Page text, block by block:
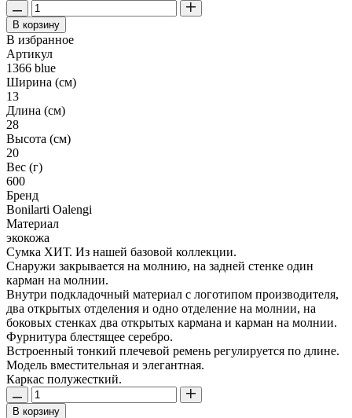
В корзину
В избранное
Артикул
1366 blue
Ширина (см)
13
Длина (см)
28
Высота (см)
20
Вес (г)
600
Бренд
Bonilarti Oalengi
Материал
экокожа
Сумка ХИТ. Из нашей базовой коллекции.
Снаружи закрывается на молнию, на задней стенке один
карман на молнии.
Внутри подкладочный материал с логотипом производителя,
два открытых отделения и одно отделение на молнии, на
боковых стенках два открытых кармана и карман на молнии.
Фурнитура блестящее серебро.
Встроенный тонкий плечевой ремень регулируется по длине.
Модель вместительная и элегантная.
Каркас полужесткий.
В корзину